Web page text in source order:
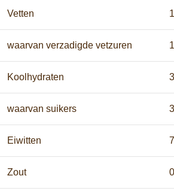
Vetten
waarvan verzadigde vetzuren
Koolhydraten
waarvan suikers
Eiwitten
Zout